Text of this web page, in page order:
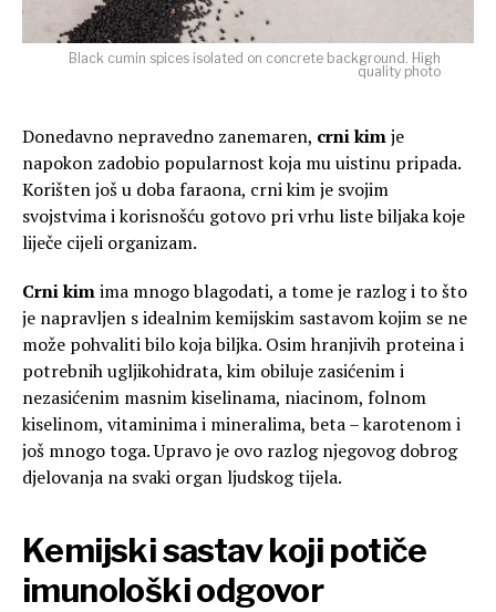
Black cumin spices isolated on concrete background. High
quality photo
Donedavno nepravedno zanemaren, crni kimje
napokon zadobio popularnost koja mu uistinu pripada.
Korišten još u doba faraona, crni kim je svojim
svojstvima i korisnošću gotovo pri vrhu liste biljaka koje
liječe cijeli organizam.
Crni kimima mnogo blagodati, a tome je razlog i to što
je napravljen s idealnim kemijskim sastavom kojim se ne
može pohvaliti bilo koja biljka. Osim hranjivih proteina i
potrebnih ugljikohidrata, kim obiluje zasićenim i
nezasićenim masnim kiselinama, niacinom, folnom
kiselinom, vitaminima i mineralima, beta – karotenom i
još mnogo toga. Upravo je ovo razlog njegovog dobrog
djelovanja na svaki organ ljudskog tijela.
Kemijski sastav koji potiče
imunološki odgovor